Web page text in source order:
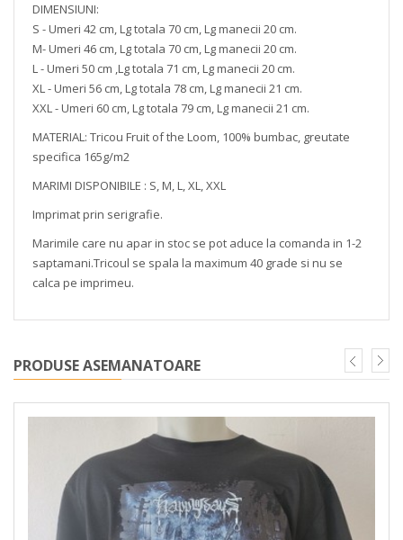
DIMENSIUNI:
S - Umeri 42 cm, Lg totala 70 cm, Lg manecii 20 cm.
M- Umeri 46 cm, Lg totala 70 cm, Lg manecii 20 cm.
L - Umeri 50 cm ,Lg totala 71 cm, Lg manecii 20 cm.
XL - Umeri 56 cm, Lg totala 78 cm, Lg manecii 21 cm.
XXL - Umeri 60 cm, Lg totala 79 cm, Lg manecii 21 cm.
MATERIAL: Tricou Fruit of the Loom, 100% bumbac, greutate
specifica 165g/m2
MARIMI DISPONIBILE : S, M, L, XL, XXL
Imprimat prin serigrafie.
Marimile care nu apar in stoc se pot aduce la comanda in 1-2
saptamani.Tricoul se spala la maximum 40 grade si nu se
calca pe imprimeu.
PRODUSE ASEMANATOARE